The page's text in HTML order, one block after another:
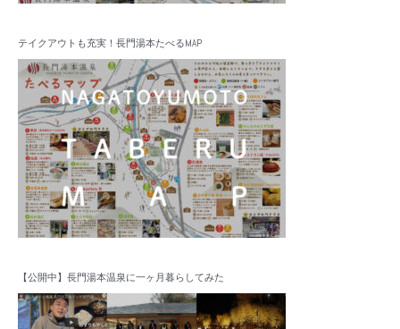
テイクアウトも充実！長門湯本たべるMAP
【公開中】長門湯本温泉に一ヶ月暮らしてみた